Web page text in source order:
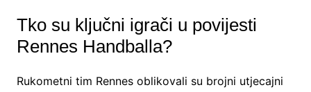
Tko su ključni igrači u povijesti
Rennes Handballa?
Rukometni tim Rennes oblikovali su brojni utjecajni